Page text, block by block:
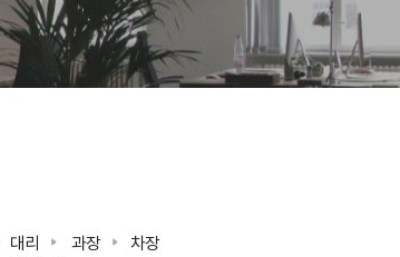
대리 과장
차장